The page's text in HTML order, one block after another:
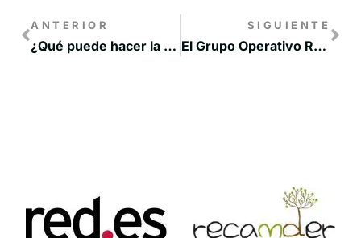
ANTERIOR
¿Qué puede hacer la Red Rural Nacional por las mujeres rurales?
SIGUIENTE
El Grupo Operativo Resinlab organiza en Cuenca una jornada técnica sobre el sector resinero